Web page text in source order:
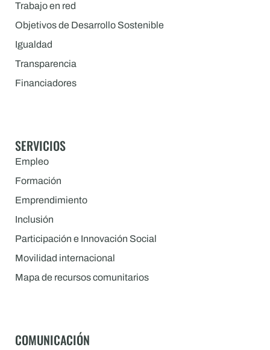
Trabajo en red
Objetivos de Desarrollo Sostenible
Igualdad
Transparencia
Financiadores
SERVICIOS
Empleo
Formación
Emprendimiento
Inclusión
Participación e Innovación Social
Movilidad internacional
Mapa de recursos comunitarios
COMUNICACIÓN